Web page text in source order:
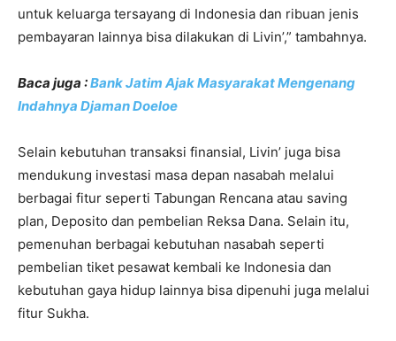
untuk keluarga tersayang di Indonesia dan ribuan jenis
pembayaran lainnya bisa dilakukan di Livin’,” tambahnya.
Baca juga :Bank Jatim Ajak Masyarakat Mengenang
Indahnya Djaman Doeloe
Selain kebutuhan transaksi finansial, Livin’ juga bisa
mendukung investasi masa depan nasabah melalui
berbagai fitur seperti Tabungan Rencana atau saving
plan, Deposito dan pembelian Reksa Dana. Selain itu,
pemenuhan berbagai kebutuhan nasabah seperti
pembelian tiket pesawat kembali ke Indonesia dan
kebutuhan gaya hidup lainnya bisa dipenuhi juga melalui
fitur Sukha.